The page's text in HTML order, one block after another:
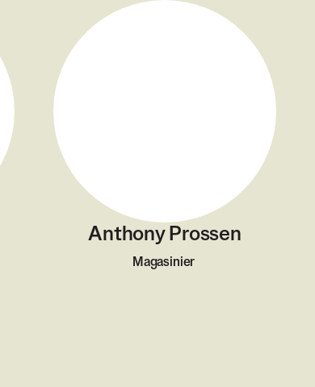
Anthony Prossen
Magasinier